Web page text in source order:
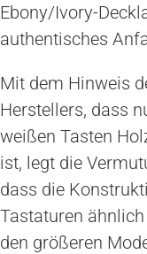
Ebony/Ivory-
authentisches
Mit dem Hinweis
Herstellers, dass
weißen Tasten
ist, legt die
dass die
Tastaturen
den größeren